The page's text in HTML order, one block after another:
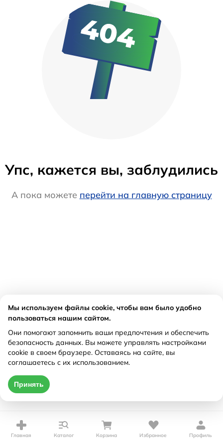
Упс, кажется вы, заблудились
А пока можете перейти на главную страницу
Главная Каталог Корзина Избранное Профиль
Мы используем файлы cookie, чтобы вам было удобно
пользоваться нашим сайтом.
Они помогают запомнить ваши предпочтения и обеспечить
безопасность данных. Вы можете управлять настройками
cookie в своем браузере. Оставаясь на сайте, вы
соглашаетесь с их использованием.
Принять